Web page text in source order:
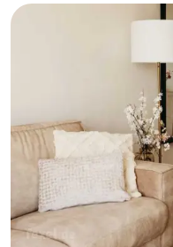
Vlieland
Hollande-
Schoorlse
Duinen
Bergen
Zee
-
Bergen
Alkmaar
-